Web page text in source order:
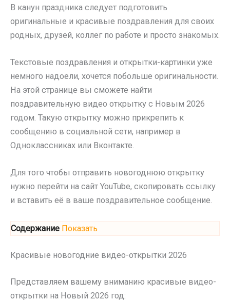
В канун праздника следует подготовить
оригинальные и красивые поздравления для своих
родных, друзей, коллег по работе и просто знакомых.
Текстовые поздравления и открытки-картинки уже
немного надоели, хочется побольше оригинальности.
На этой странице вы сможете найти
поздравительную видео открытку с Новым 2026
годом. Такую открытку можно прикрепить к
сообщению в социальной сети, например в
Одноклассниках или Вконтакте.
Для того чтобы отправить новогоднюю открытку
нужно перейти на сайт YouTube, скопировать ссылку
и вставить её в ваше поздравительное сообщение.
Содержание Показать
Красивые новогодние видео-открытки 2026
Представляем вашему вниманию красивые видео-
открытки на Новый 2026 год: